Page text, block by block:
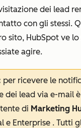
dei lead
con gli stessi.
sito, HubSpot ve lo
agire.
per ricevere le
dei lead via e-mail
di Marketing
e Enterprise . Tutti